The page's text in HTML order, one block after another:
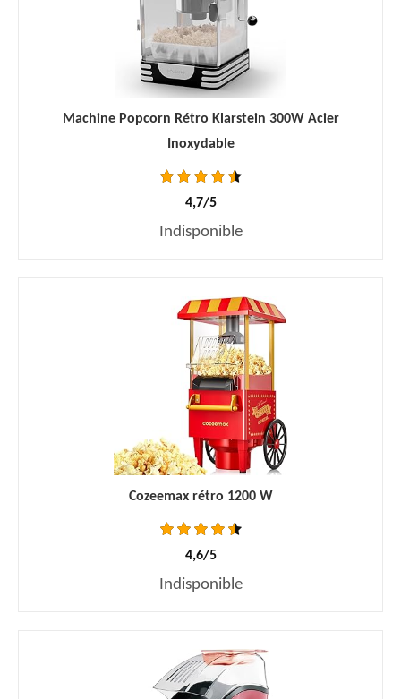
Machine Popcorn Rétro Klarstein 300W Acier
Inoxydable
4,7/5
Indisponible
Cozeemax rétro 1200 W
4,6/5
Indisponible